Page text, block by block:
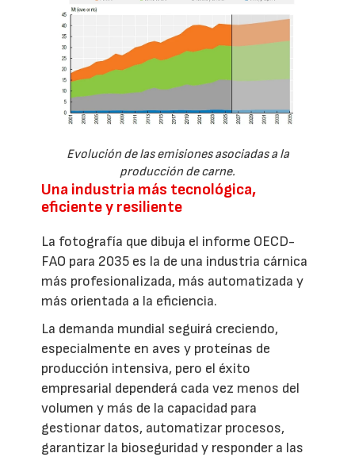
Evolución de las emisiones asociadas a la
producción de carne.
Una industria más tecnológica,
eficiente y resiliente
La fotografía que dibuja el informe OECD-
FAO para 2035 es la de una industria cárnica
más profesionalizada, más automatizada y
más orientada a la eficiencia.
La demanda mundial seguirá creciendo,
especialmente en aves y proteínas de
producción intensiva, pero el éxito
empresarial dependerá cada vez menos del
volumen y más de la capacidad para
gestionar datos, automatizar procesos,
garantizar la bioseguridad y responder a las